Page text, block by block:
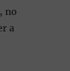
no
a